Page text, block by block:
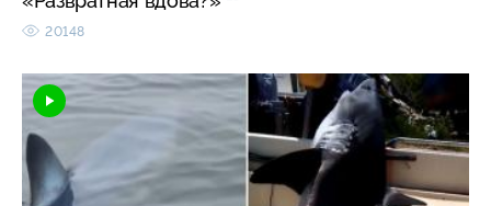
20148